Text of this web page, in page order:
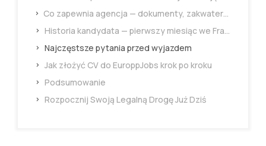
Najczęstsze pytania przed wyjazdem
Jak złożyć CV do EuroppJobs krok po kroku
Podsumowanie
Rozpocznij Swoją Legalną Drogę Już Dziś